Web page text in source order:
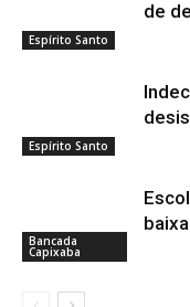
Espírito Santo
de
Espírito Santo
Bancada
Capixaba